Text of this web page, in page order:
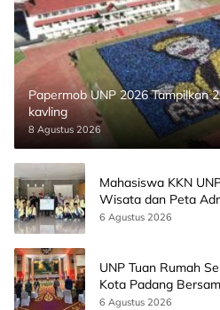
Papermob UNP 2026 Tampilkan
kavling
8 Agustus 2026
Mahasiswa KKN
Wisata dan Peta
Paninggahan
6 Agustus 2026
UNP Tuan Rumah
Kota Padang
CEO EMGS Malaysia
6 Agustus 2026